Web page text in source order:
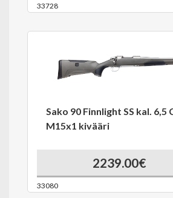
33728
Sako 90 Finnlight SS kal.
M15x1 kivääri
2239.00€
33080